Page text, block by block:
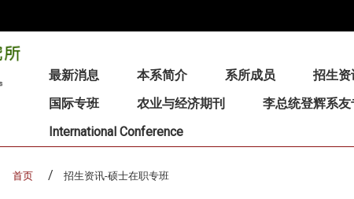
最新消息 本系简介 系所成员 招生资
国际专班
农业与经济期刊 李总统登辉系友
International Conference
首页 招生资讯-硕士在职专班